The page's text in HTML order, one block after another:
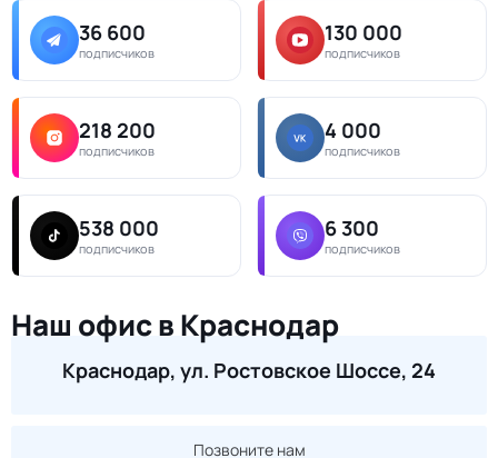
36 600
подписчиков
130 000
подписчиков
218 200
подписчиков
4 000
подписчиков
538 000
подписчиков
6 300
подписчиков
Наш офис в Краснодар
Краснодар, ул. Ростовское Шоссе, 24
Позвоните нам